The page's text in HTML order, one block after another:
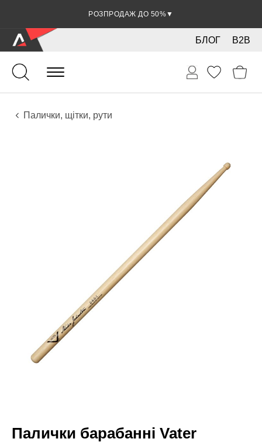
РОЗПРОДАЖ ДО 50%▼
B2B
БЛОГ
Ударні
Перкусія
Аксесуари
Палички, щітки, рути
Палички барабанні Vater